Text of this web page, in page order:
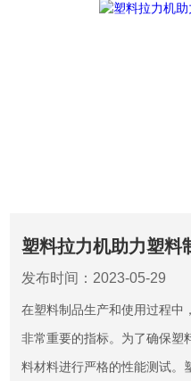
塑料拉力机助力塑料
发布时间：2023-05-29
在塑料制品生产和使用过程中
非常重要的指标。为了确保塑
料材料进行严格的性能测试。